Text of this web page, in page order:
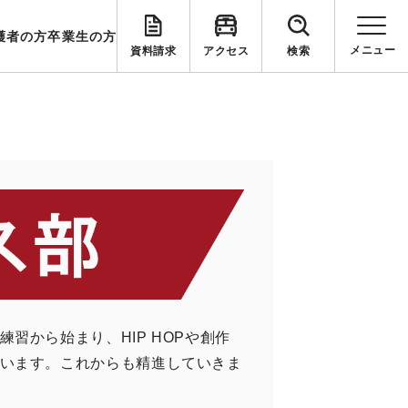
者の方卒業生の方
資料請求 アクセス 検索
習から始まり、HIP HOPや創作
ます。これからも精進していきま